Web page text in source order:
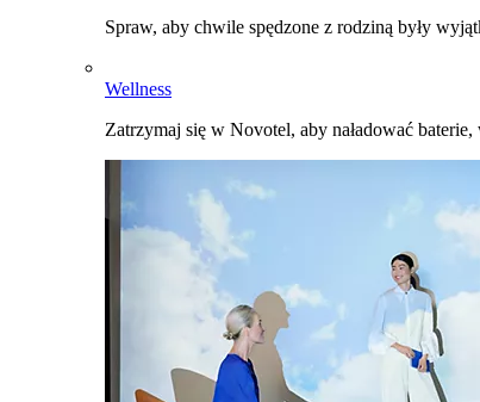
Spraw, aby chwile spędzone z rodziną były
Wellness
Zatrzymaj się w Novotel, aby naładować